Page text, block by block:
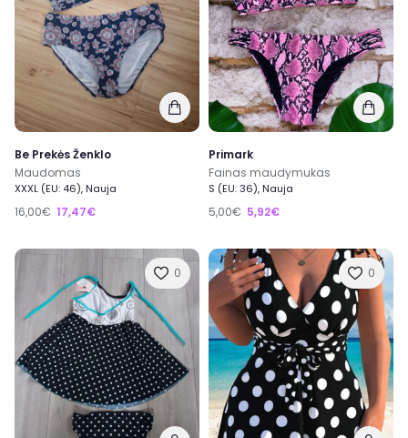
Be Prekės Ženklo
Maudomas
XXXL (EU: 46), Nauja
16,00€ 17,47€
Primark
Fainas maudymukas
S (EU: 36), Nauja
5,00€ 5,92€
0 0